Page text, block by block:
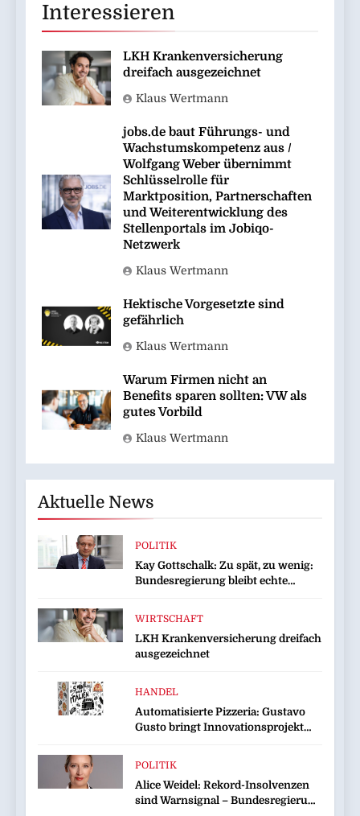
Interessieren
LKH Krankenversicherung
dreifach ausgezeichnet
Klaus Wertmann
jobs.de baut Führungs- und
Wachstumskompetenz aus /
Wolfgang Weber übernimmt
Schlüsselrolle für
Marktposition, Partnerschaften
und Weiterentwicklung des
Stellenportals im Jobiqo-
Netzwerk
Klaus Wertmann
Hektische Vorgesetzte sind
gefährlich
Klaus Wertmann
Warum Firmen nicht an
Benefits sparen sollten: VW als
gutes Vorbild
Klaus Wertmann
Aktuelle News
POLITIK
Kay Gottschalk: Zu spät, zu wenig:
Bundesregierung bleibt echte
WIRTSCHAFT
LKH Krankenversicherung dreifach
ausgezeichnet
HANDEL
Automatisierte Pizzeria: Gustavo
Gusto bringt Innovationsprojekt
POLITIK
Alice Weidel: Rekord-Insolvenzen
sind Warnsignal – Bundesregierung